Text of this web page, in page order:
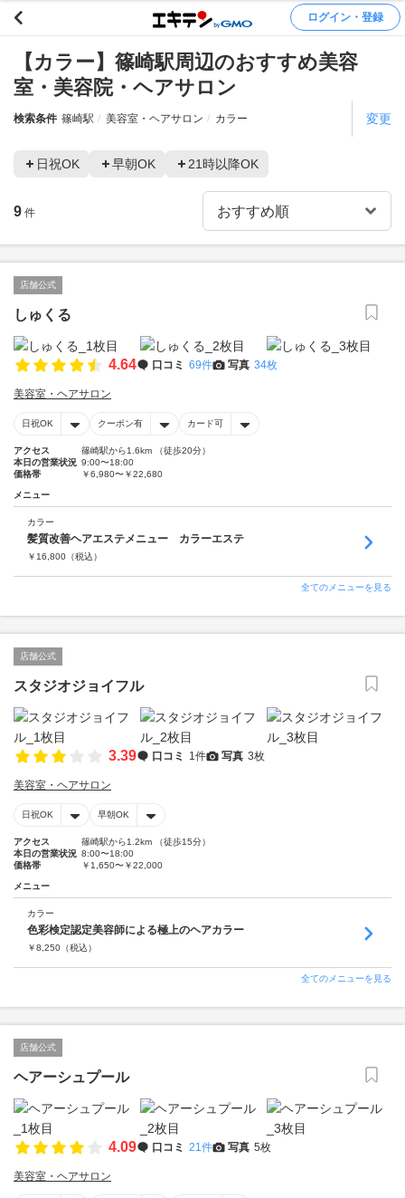
ログイン・登録
【カラー】篠崎駅周辺のおすすめ美容
室・美容院・ヘアサロン
検索条件 篠崎駅 美容室・ヘアサロン カラー 変更
日祝OK 早朝OK 21時以降OK
9 件
店舗公式
しゅくる
4.64 口コミ 69件 写真 34枚
美容室・ヘアサロン
日祝OK クーポン有 カード可
アクセス
篠崎駅から1.6km （徒歩20分）
本日の営業状況 9:00〜18:00
価格帯
￥6,980〜￥22,680
メニュー
カラー
髪質改善ヘアエステメニュー カラーエステ
￥ 16,800 （税込）
全てのメニューを見る
店舗公式
スタジオジョイフル
3.39 口コミ 1件 写真 3枚
美容室・ヘアサロン
日祝OK 早朝OK
アクセス
篠崎駅から1.2km （徒歩15分）
本日の営業状況 8:00〜18:00
価格帯
￥1,650〜￥22,000
メニュー
カラー
色彩検定認定美容師による極上のヘアカラー
￥8,250 （税込）
全てのメニューを見る
店舗公式
ヘアーシュプール
4.09 口コミ 21件 写真 5枚
美容室・ヘアサロン